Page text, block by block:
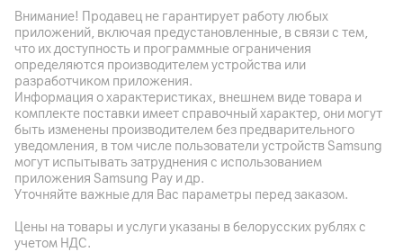
Resources, NO.68, Qinghe Middle Street, Haidian District,
Beijing, Китай
Комплект поставки
ремешок
Страна производитель
Китай
Внимание! Продавец не гарантирует работу любых
приложений, включая предустановленные, в связи с тем,
что их доступность и программные ограничения
определяются производителем устройства или
разработчиком приложения.
Информация о характеристиках, внешнем виде товара и
комплекте поставки имеет справочный характер, они могут
быть изменены производителем без предварительного
уведомления, в том числе пользователи устройств Samsung
могут испытывать затруднения с использованием
приложения Samsung Pay и др.
Уточняйте важные для Вас параметры перед заказом.
Цены на товары и услуги указаны в белорусских рублях с
учетом НДС.